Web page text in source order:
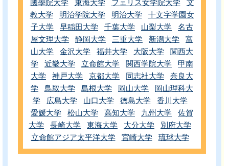
國學院大学
東海大学 フェリス女学院大学
文
教大学
明治学院大学 明治大学
十文字学園女
子大学
早稲田大学 千葉大学 山梨大学
名古
屋文理大学
静岡大学 三重大学 新潟大学
富
山大学
金沢大学 福井大学 大阪大学
関西大
学
近畿大学 立命館大学 関西学院大学
甲南
大学
神戸大学 京都大学 同志社大学
奈良大
学
鳥取大学 島根大学 岡山大学
岡山理科大
学
広島大学 山口大学 徳島大学
香川大学
愛媛大学
松山大学 高知大学 九州大学
佐賀
大学
長崎大学 東海大学 大分大学
別府大学
立命館アジア太平洋大学
宮崎大学 琉球大学